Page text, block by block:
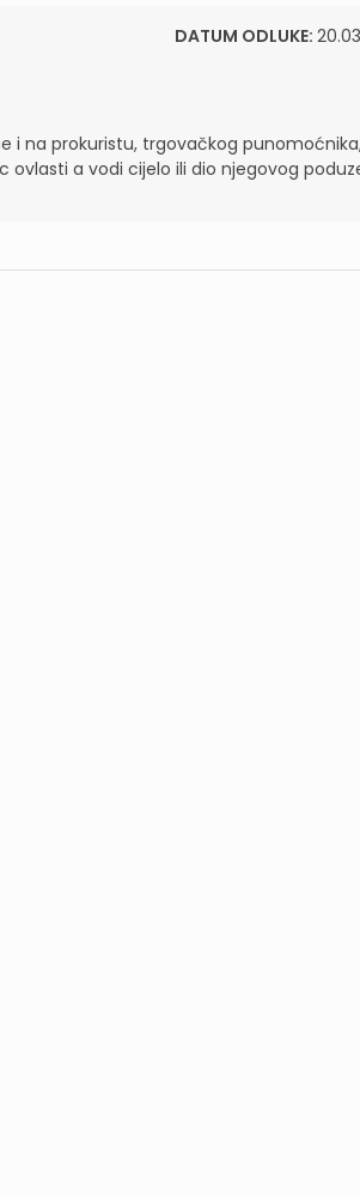
DATUM ODLUKE:
i na prokuristu, trgovačkog
a vodi cijelo ili dio njegovog